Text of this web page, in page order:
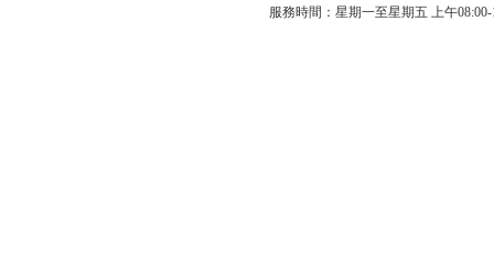
服務時間：星期一至星期五 上午